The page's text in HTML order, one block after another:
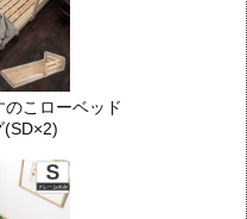
こローベッド
(SD×2)